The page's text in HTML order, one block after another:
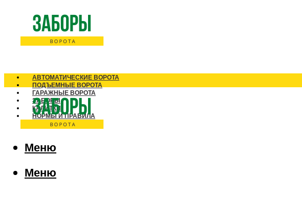
АВТОМАТИЧЕСКИЕ ВОРОТА
ПОДЪЕМНЫЕ ВОРОТА
ГАРАЖНЫЕ ВОРОТА
ЗАБОРЫ
КАЛИТКИ
НОРМЫ И ПРАВИЛА
Меню
Меню